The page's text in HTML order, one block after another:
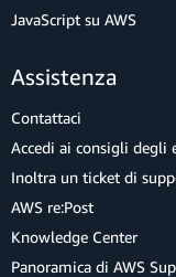
JavaScript su AWS
Assistenza
Contattaci
Accedi ai consigli degli
Inoltra un ticket di
AWS re:Post
Knowledge Center
Panoramica di AWS